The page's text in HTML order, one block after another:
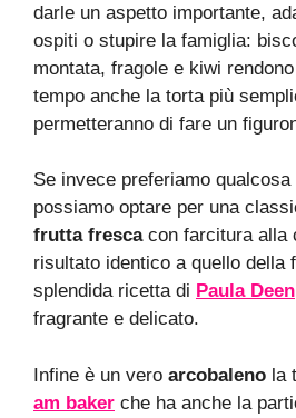
darle un aspetto importante,
ospiti o stupire la famiglia:
montata, fragole e kiwi
tempo anche la torta più
permetteranno di fare un
Se invece preferiamo
possiamo optare per una
frutta frescacon farcitura alla
risultato identico a quello della
splendida ricetta di Paula Deen
fragrante e delicato.
Infine è un vero arcobaleno la
am baker che ha anche la